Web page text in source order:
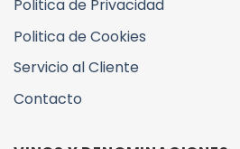
Politica de Privacidad
Politica de Cookies
Servicio al Cliente
Contacto